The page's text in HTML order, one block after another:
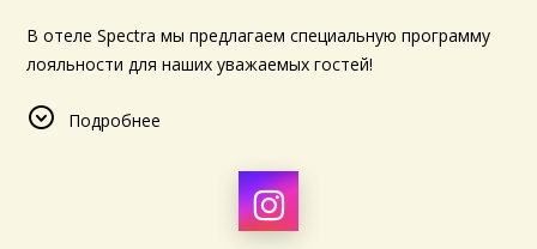
В отеле Spectra мы предлагаем специальную программу
лояльности для наших уважаемых гостей!
перейдете на "Базовый" уровень и сразу же получите
проживания у нас в общей сложности 10 ночей подряд
или с разбивкой по времени, вы будете повышены до
"Серебряного" уровня и получите еще больше скидок и
Подробнее